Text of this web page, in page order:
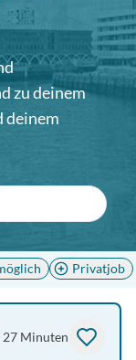
zu deinem
deinem
Privatjob
Minuten